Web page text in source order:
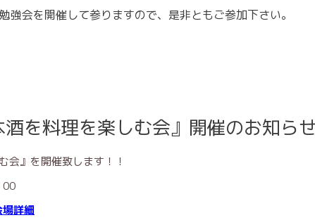
強会を開催して参りますので、是非ともご参加下さい。
酒を料理を楽しむ会』開催のお知ら
会』を開催致します！！
00
場詳細